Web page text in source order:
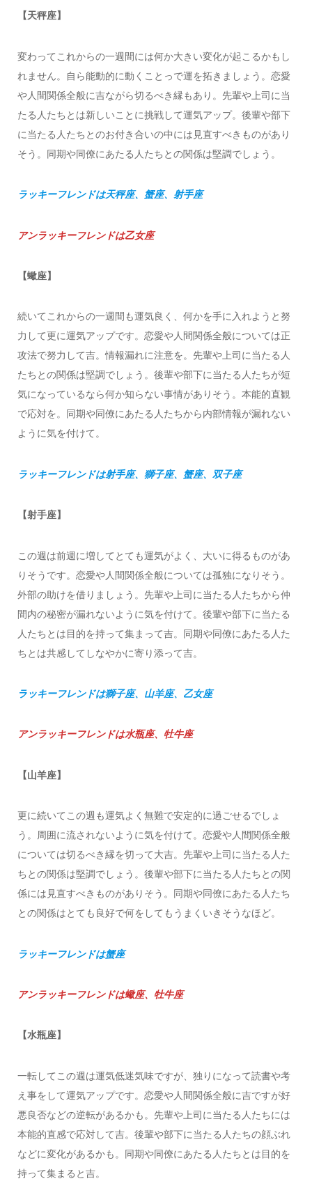
【天秤座】
変わってこれからの一週間には何か大きい変化が起こるかもし
れません。自ら能動的に動くことっで運を拓きましょう。恋愛
や人間関係全般に吉ながら切るべき縁もあり。先輩や上司に当
たる人たちとは新しいことに挑戦して運気アップ。後輩や部下
に当たる人たちとのお付き合いの中には見直すべきものがあり
そう。同期や同僚にあたる人たちとの関係は堅調でしょう。
ラッキーフレンドは天秤座、蟹座、射手座
アンラッキーフレンドは乙女座
【蠍座】
続いてこれからの一週間も運気良く、何かを手に入れようと努
力して更に運気アップです。恋愛や人間関係全般については正
攻法で努力して吉。情報漏れに注意を。先輩や上司に当たる人
たちとの関係は堅調でしょう。後輩や部下に当たる人たちが短
気になっているなら何か知らない事情がありそう。本能的直観
で応対を。同期や同僚にあたる人たちから内部情報が漏れない
ように気を付けて。
ラッキーフレンドは射手座、獅子座、蟹座、双子座
【射手座】
この週は前週に増してとても運気がよく、大いに得るものがあ
りそうです。恋愛や人間関係全般については孤独になりそう。
外部の助けを借りましょう。先輩や上司に当たる人たちから仲
間内の秘密が漏れないように気を付けて。後輩や部下に当たる
人たちとは目的を持って集まって吉。同期や同僚にあたる人た
ちとは共感してしなやかに寄り添って吉。
ラッキーフレンドは獅子座、山羊座、乙女座
アンラッキーフレンドは水瓶座、牡牛座
【山羊座】
更に続いてこの週も運気よく無難で安定的に過ごせるでしょ
う。周囲に流されないように気を付けて。恋愛や人間関係全般
については切るべき縁を切って大吉。先輩や上司に当たる人た
ちとの関係は堅調でしょう。後輩や部下に当たる人たちとの関
係には見直すべきものがありそう。同期や同僚にあたる人たち
との関係はとても良好で何をしてもうまくいきそうなほど。
ラッキーフレンドは蟹座
アンラッキーフレンドは蠍座、牡牛座
【水瓶座】
一転してこの週は運気低迷気味ですが、独りになって読書や考
え事をして運気アップです。恋愛や人間関係全般に吉ですが好
悪良否などの逆転があるかも。先輩や上司に当たる人たちには
本能的直感で応対して吉。後輩や部下に当たる人たちの顔ぶれ
などに変化があるかも。同期や同僚にあたる人たちとは目的を
持って集まると吉。